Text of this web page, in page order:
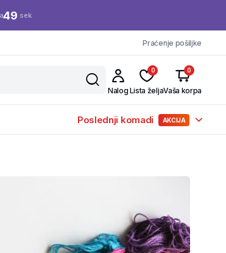
49 sek.
Praćenje pošiljke
Nalog
0
Lista želja
0
Vaša korpa
Poslednji komadi AKCIJA